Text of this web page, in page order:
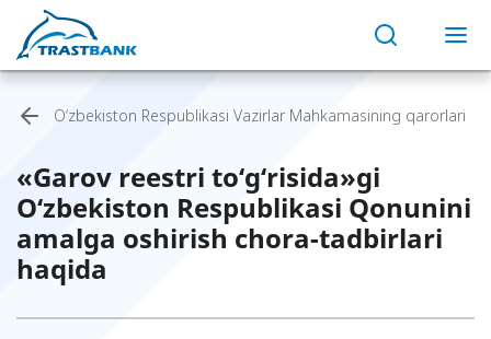
O‘zbekiston Respublikasi Vazirlar Mahkamasining qarorlari
«Garov reestri to‘g‘risida»gi
O‘zbekiston Respublikasi Qonunini
amalga oshirish chora-tadbirlari
haqida